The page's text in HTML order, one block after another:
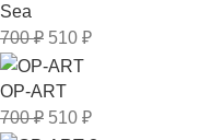
Sea
700₽ 510 ₽
OP-ART
700₽ 510 ₽